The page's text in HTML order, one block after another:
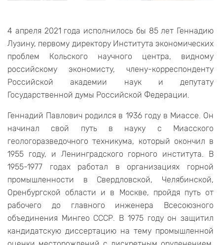
4 апреля 2021 года исполнилось бы 85 лет Геннадию
Лузину, первому директору Института экономических
проблем Кольского научного центра, видному
российскому экономисту, члену-корреспонденту
Российской академии наук и депутату
Государственной думы Российской Федерации.
Геннадий Павлович родился в 1936 году в Миассе. Он
начинал свой путь в науку с Миасского
геологоразведочного техникума, который окончил в
1955 году, и Ленинградского горного института. В
1955-1977 годах работал в организациях горной
промышленности в Свердловской, Челябинской,
Оренбургской области и в Москве, пройдя путь от
рабочего до главного инженера Всесоюзного
объединения Мингео СССР. В 1975 году он защитил
кандидатскую диссертацию на тему промышленной